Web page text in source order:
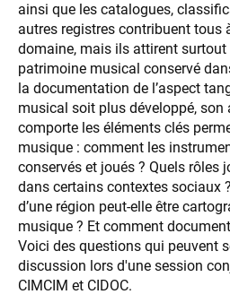
ainsi que les catalogues,
autres registres contribuent tous
domaine, mais ils attirent
patrimoine musical conservé
la documentation de l’aspect
musical soit plus développé, son
comporte les éléments clés
musique : comment les
conservés et joués ? Quels rôles
dans certains contextes sociaux
d’une région peut-elle être
musique ? Et comment
Voici des questions qui peuvent
discussion lors d'une session
CIMCIM et CIDOC.